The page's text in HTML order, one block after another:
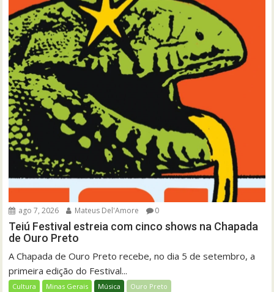
ago 7, 2026 Mateus Del'Amore 0
Teiú Festival estreia com cinco shows na Chapada
de Ouro Preto
A Chapada de Ouro Preto recebe, no dia 5 de setembro, a
primeira edição do Festival...
Cultura Minas Gerais Música Ouro Preto